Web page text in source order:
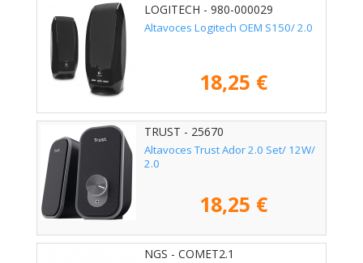
LOGITECH - 980-000029
Altavoces Logitech OEM S150/ 2.0
18,25 €
TRUST - 25670
Altavoces Trust Ador 2.0 Set/ 12W/
2.0
18,25 €
NGS - COMET2.1